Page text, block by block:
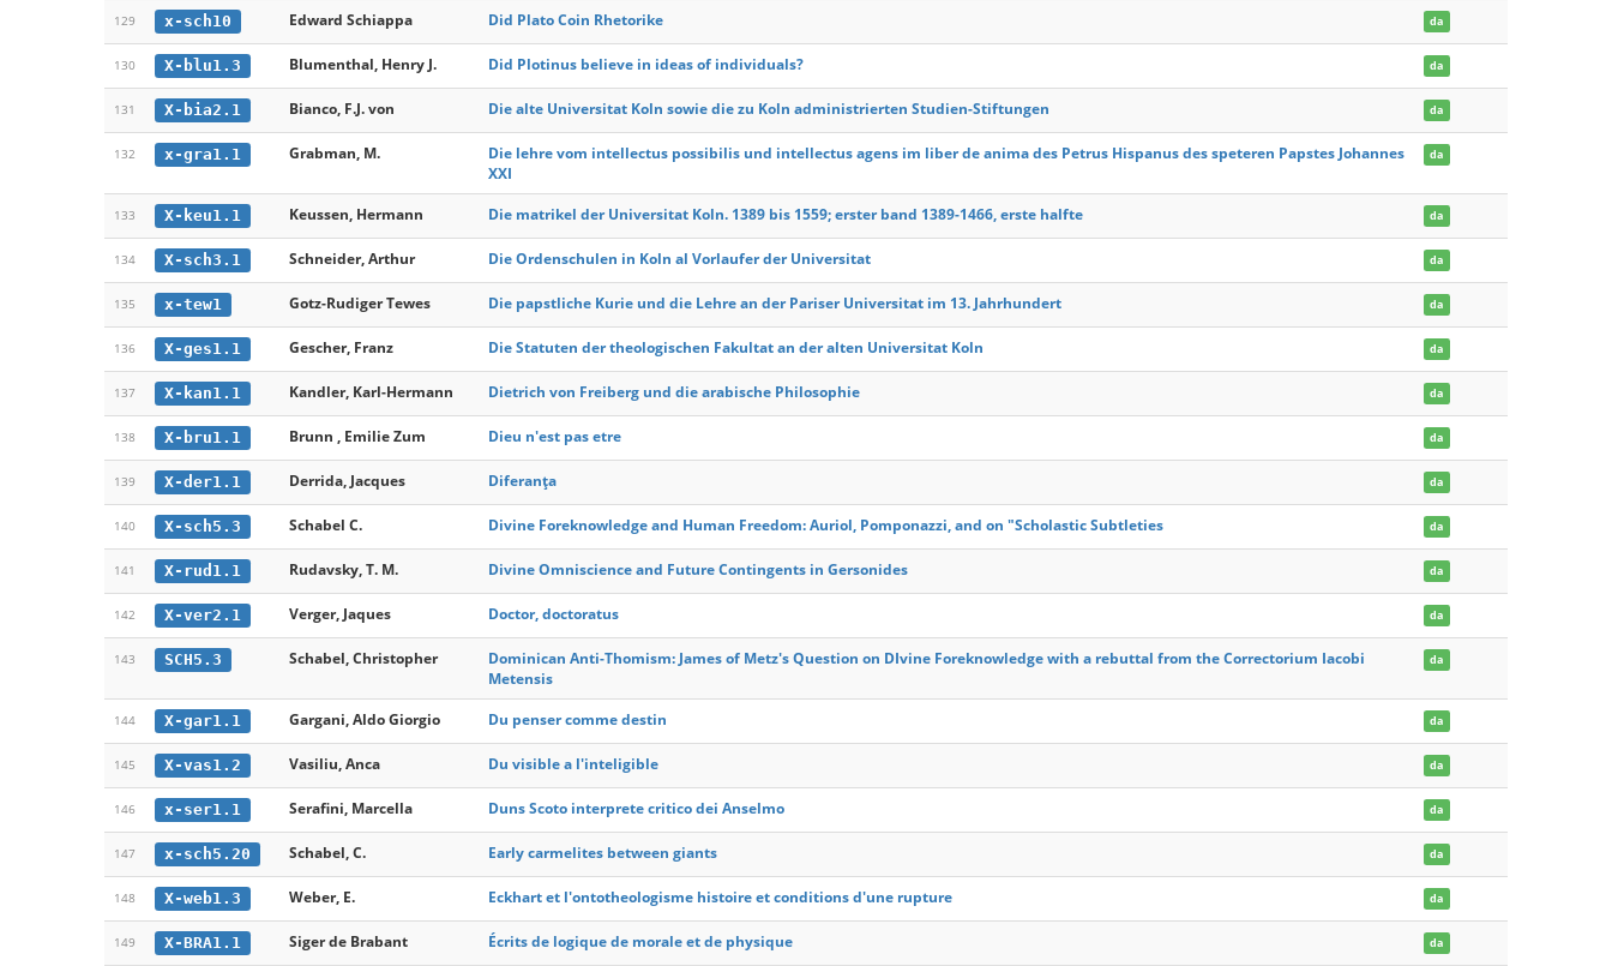
129 x-sch10 Edward Schiappa Did Plato Coin Rhetorike da
130 X-blu1.3 Blumenthal, Henry J. Did Plotinus believe in ideas of individuals? da
131 X-bia2.1 Bianco, F.J. von Die alte Universitat Koln sowie die zu Koln administrierten Studien-Stiftungen da
132 x-gra1.1 Grabman, M.
Die lehre vom intellectus possibilis und intellectus agens im liber de anima des Petrus Hispanus des speteren Papstes Johannes
XXI
da
133 X-keu1.1 Keussen, Hermann Die matrikel der Universitat Koln. 1389 bis 1559; erster band 1389-1466, erste halfte da
134 X-sch3.1 Schneider, Arthur Die Ordenschulen in Koln al Vorlaufer der Universitat da
135 x-tew1 Gotz-Rudiger Tewes Die papstliche Kurie und die Lehre an der Pariser Universitat im 13. Jahrhundert da
136 X-ges1.1 Gescher, Franz Die Statuten der theologischen Fakultat an der alten Universitat Koln da
137 X-kan1.1 Kandler, Karl-Hermann Dietrich von Freiberg und die arabische Philosophie da
138 X-bru1.1 Brunn , Emilie Zum Dieu n'est pas etre da
139 X-der1.1 Derrida, Jacques Diferanța da
140 X-sch5.3 Schabel C. Divine Foreknowledge and Human Freedom: Auriol, Pomponazzi, and on "Scholastic Subtleties da
141 X-rud1.1 Rudavsky, T. M. Divine Omniscience and Future Contingents in Gersonides da
142 X-ver2.1 Verger, Jaques Doctor, doctoratus da
143 SCH5.3 Schabel, Christopher
Dominican Anti-Thomism: James of Metz's Question on DIvine Foreknowledge with a rebuttal from the Correctorium Iacobi
Metensis
da
144 X-gar1.1 Gargani, Aldo Giorgio Du penser comme destin da
145 X-vas1.2 Vasiliu, Anca Du visible a l'inteligible da
146 x-ser1.1 Serafini, Marcella Duns Scoto interprete critico dei Anselmo da
147 x-sch5.20 Schabel, C. Early carmelites between giants da
148 X-web1.3 Weber, E. Eckhart et l'ontotheologisme histoire et conditions d'une rupture da
149 X-BRA1.1 Siger de Brabant Écrits de logique de morale et de physique da